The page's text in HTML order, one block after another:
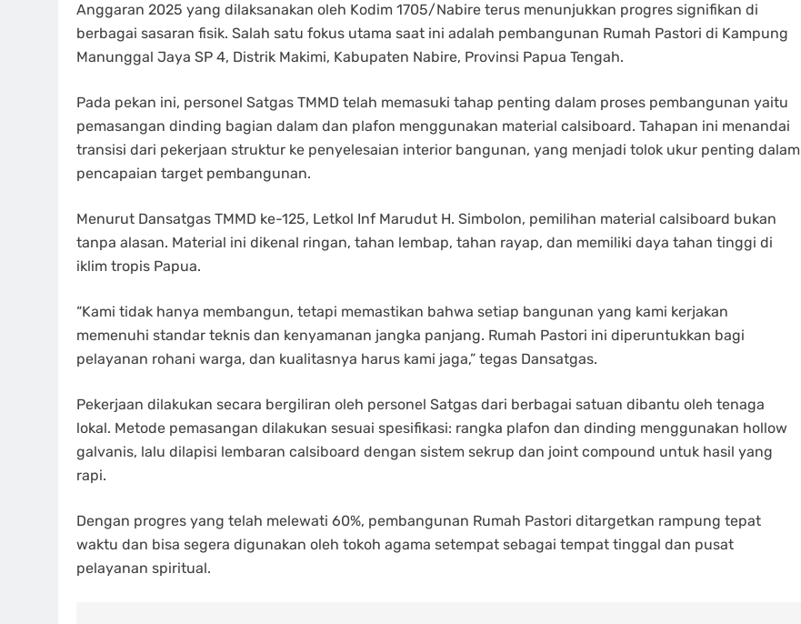
Anggaran 2025 yang dilaksanakan oleh Kodim 1705/Nabire terus menunjukkan progres signifikan di
berbagai sasaran fisik. Salah satu fokus utama saat ini adalah pembangunan Rumah Pastori di Kampung
Manunggal Jaya SP 4, Distrik Makimi, Kabupaten Nabire, Provinsi Papua Tengah.
Pada pekan ini, personel Satgas TMMD telah memasuki tahap penting dalam proses pembangunan yaitu
pemasangan dinding bagian dalam dan plafon menggunakan material calsiboard. Tahapan ini menandai
transisi dari pekerjaan struktur ke penyelesaian interior bangunan, yang menjadi tolok ukur penting dalam
pencapaian target pembangunan.
Menurut Dansatgas TMMD ke-125, Letkol Inf Marudut H. Simbolon, pemilihan material calsiboard bukan
tanpa alasan. Material ini dikenal ringan, tahan lembap, tahan rayap, dan memiliki daya tahan tinggi di
iklim tropis Papua.
“Kami tidak hanya membangun, tetapi memastikan bahwa setiap bangunan yang kami kerjakan
memenuhi standar teknis dan kenyamanan jangka panjang. Rumah Pastori ini diperuntukkan bagi
pelayanan rohani warga, dan kualitasnya harus kami jaga,” tegas Dansatgas.
Pekerjaan dilakukan secara bergiliran oleh personel Satgas dari berbagai satuan dibantu oleh tenaga
lokal. Metode pemasangan dilakukan sesuai spesifikasi: rangka plafon dan dinding menggunakan hollow
galvanis, lalu dilapisi lembaran calsiboard dengan sistem sekrup dan joint compound untuk hasil yang
rapi.
Dengan progres yang telah melewati 60%, pembangunan Rumah Pastori ditargetkan rampung tepat
waktu dan bisa segera digunakan oleh tokoh agama setempat sebagai tempat tinggal dan pusat
pelayanan spiritual.